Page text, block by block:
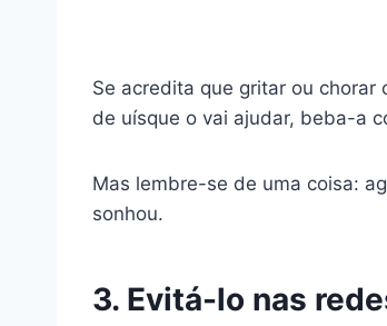
Se acredita que gritar ou chorar
de uísque o vai ajudar, beba-a
Mas lembre-se de uma coisa:
sonhou.
3. Evitá-lo nas